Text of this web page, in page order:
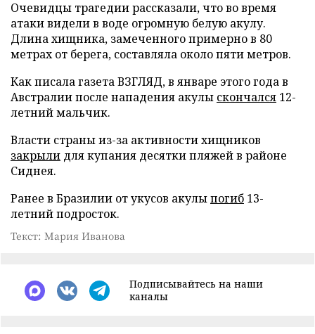
Очевидцы трагедии рассказали, что во время
атаки видели в воде огромную белую акулу.
Длина хищника, замеченного примерно в 80
метрах от берега, составляла около пяти метров.
Как писала газета ВЗГЛЯД, в январе этого года в
Австралии после нападения акулы скончался 12-
летний мальчик.
Власти страны из-за активности хищников
закрыли для купания десятки пляжей в районе
Сиднея.
Ранее в Бразилии от укусов акулыпогиб 13-
летний подросток.
Текст: Мария Иванова
Подписывайтесь на наши
каналы